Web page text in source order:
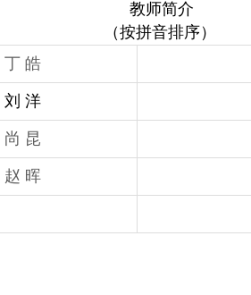
教师简介
（按拼音排序）
丁 皓
刘 洋
尚 昆
赵 晖